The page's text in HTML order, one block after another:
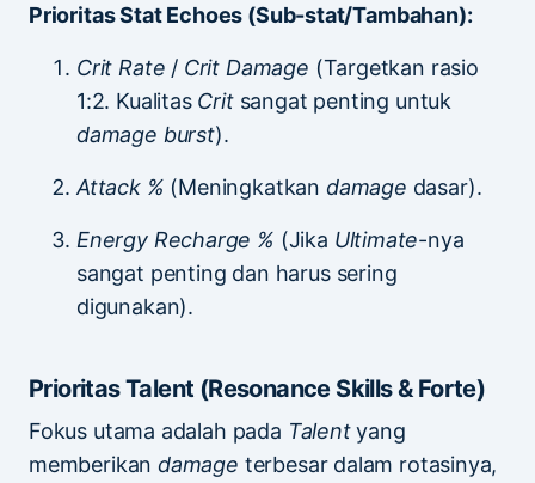
Prioritas Stat Echoes (Sub-stat/Tambahan):
Crit Rate / Crit Damage (Targetkan rasio
1:2. Kualitas Critsangat penting untuk
damage burst).
Attack % (Meningkatkan damage dasar).
Energy Recharge % (Jika Ultimate-nya
sangat penting dan harus sering
digunakan).
Prioritas Talent (Resonance Skills & Forte)
Fokus utama adalah pada Talentyang
memberikandamage terbesar dalam rotasinya,